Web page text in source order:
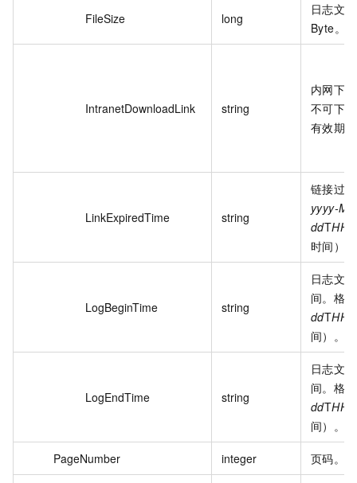
FileSize long
日志文
Byte。
IntranetDownloadLink string
内网下
不可下
有效期
LinkExpiredTime string
链接过
yyyy-
ddT
时间）。
LogBeginTime string
日志文
间。格
ddT
间）。
LogEndTime string
日志文
间。格
ddT
间）。
PageNumber integer 页码。